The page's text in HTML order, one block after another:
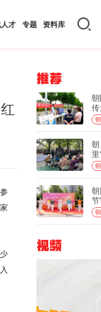
才 专题 资料库
推荐
共
情
治
视频